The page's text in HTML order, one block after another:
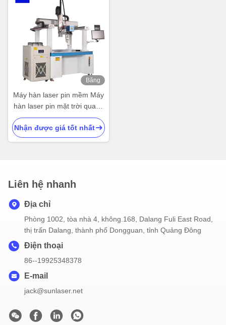
Băng
Máy hàn laser pin mềm Máy
hàn laser pin mặt trời quang
điện tự động
Nhận được giá tốt nhất
Liên hệ nhanh
Địa chỉ
Phòng 1002, tòa nhà 4, không.168, Dalang Fuli East Road,
thị trấn Dalang, thành phố Dongguan, tỉnh Quảng Đông
Điện thoại
86--19925348378
E-mail
jack@sunlaser.net